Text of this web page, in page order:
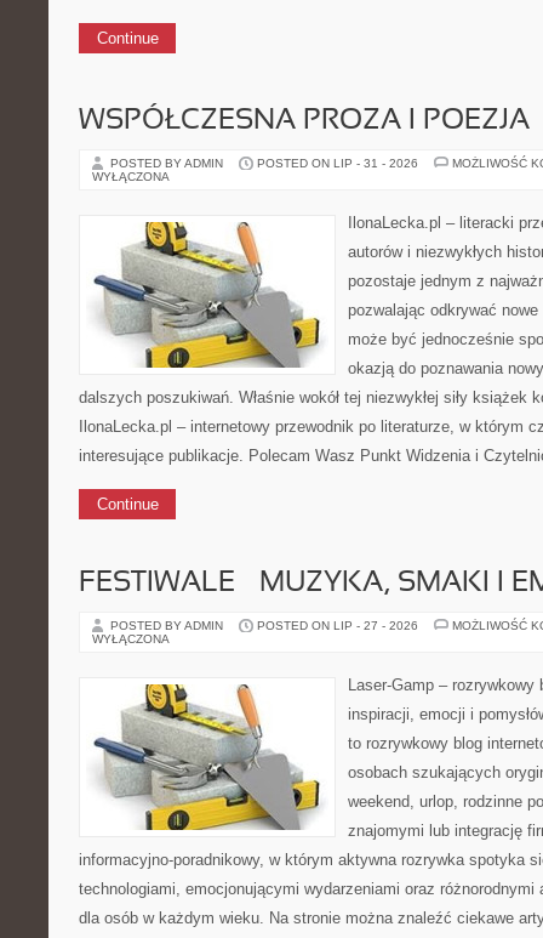
Continue
WSPÓŁCZESNA PROZA I POEZJA
POSTED BY ADMIN POSTED ON LIP - 31 - 2026
MOŻLIWOŚĆ
WYŁĄCZONA
IlonaLecka.pl – literacki
autorów i niezwykłych
pozostaje jednym z
pozwalając odkrywać
może być jednocześnie
okazją do poznawania
dalszych poszukiwań. Właśnie wokół tej niezwykłej siły książek
IlonaLecka.pl – internetowy przewodnik po literaturze, w którym
interesujące publikacje. Polecam Wasz Punkt Widzenia i
Continue
FESTIWALE – MUZYKA, SMAKI I
POSTED BY ADMIN POSTED ON LIP - 27 - 2026
MOŻLIWOŚĆ
WYŁĄCZONA
Laser-Gamp – rozrywkowy
inspiracji, emocji i
to rozrywkowy blog
osobach szukających
weekend, urlop, rodzinne
znajomymi lub integrację
informacyjno-poradnikowy, w którym aktywna rozrywka spotyka
technologiami, emocjonującymi wydarzeniami oraz
dla osób w każdym wieku. Na stronie można znaleźć ciekawe